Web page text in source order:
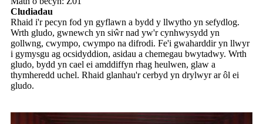
Cludiadau
Rhaid i'r pecyn fod yn gyflawn a bydd y llwytho yn sefydlog.
Wrth gludo, gwnewch yn siŵr nad yw'r cynhwysydd yn
gollwng, cwympo, cwympo na difrodi. Fe'i gwaharddir yn llwyr
i gymysgu ag ocsidyddion, asidau a chemegau bwytadwy. Wrth
gludo, bydd yn cael ei amddiffyn rhag heulwen, glaw a
thymheredd uchel. Rhaid glanhau'r cerbyd yn drylwyr ar ôl ei
gludo.